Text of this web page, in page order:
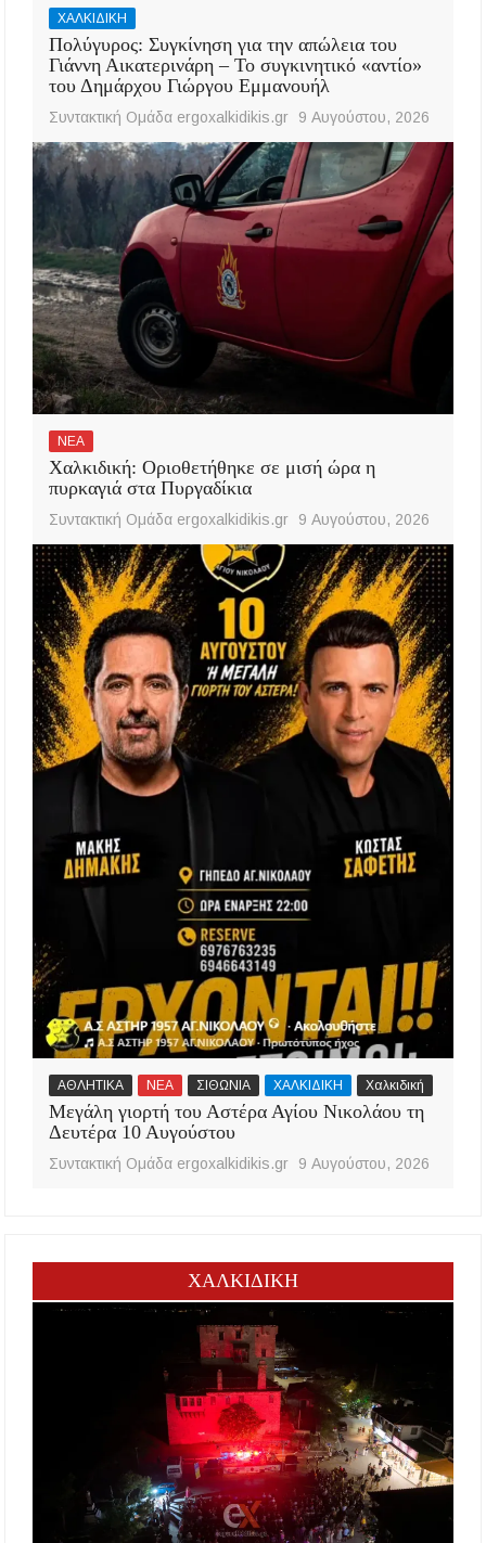
ΧΑΛΚΙΔΙΚΗ
Πολύγυρος: Συγκίνηση για την απώλεια του
Γιάννη Αικατερινάρη – Το συγκινητικό «αντίο»
του Δημάρχου Γιώργου Εμμανουήλ
Συντακτική Ομάδα ergoxalkidikis.gr 9 Αυγούστου, 2026
ΝΕΑ
Χαλκιδική: Οριοθετήθηκε σε μισή ώρα η
πυρκαγιά στα Πυργαδίκια
Συντακτική Ομάδα ergoxalkidikis.gr 9 Αυγούστου, 2026
ΑΘΛΗΤΙΚΑ ΝΕΑ ΣΙΘΩΝΙΑ ΧΑΛΚΙΔΙΚΗ Χαλκιδική
Μεγάλη γιορτή του Αστέρα Αγίου Νικολάου τη
Δευτέρα 10 Αυγούστου
Συντακτική Ομάδα ergoxalkidikis.gr 9 Αυγούστου, 2026
ΧΑΛΚΙΔΙΚΗ